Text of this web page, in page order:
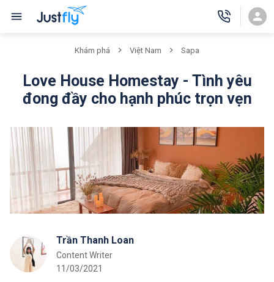
Khám phá Việt Nam Sapa
Love House Homestay - Tình yêu
đong đầy cho hạnh phúc trọn vẹn
Trần Thanh Loan
Content Writer
11/03/2021